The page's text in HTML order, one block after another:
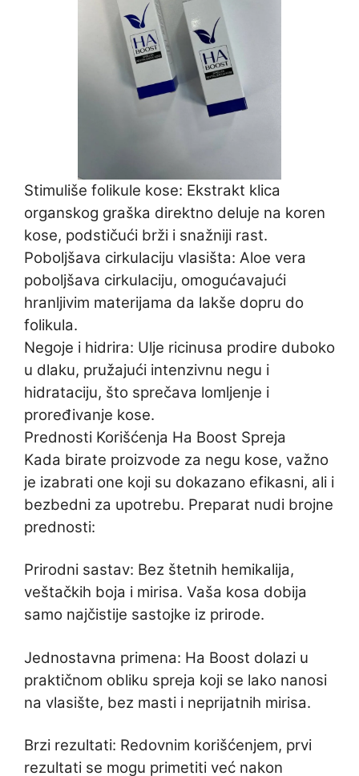
Stimuliše folikule kose: Ekstrakt klica
organskog graška direktno deluje na koren
kose, podstičući brži i snažniji rast.
Poboljšava cirkulaciju vlasišta: Aloe vera
poboljšava cirkulaciju, omogućavajući
hranljivim materijama da lakše dopru do
folikula.
Negoje i hidrira: Ulje ricinusa prodire duboko
u dlaku, pružajući intenzivnu negu i
hidrataciju, što sprečava lomljenje i
proređivanje kose.
Prednosti Korišćenja Ha Boost Spreja
Kada birate proizvode za negu kose, važno
je izabrati one koji su dokazano efikasni, ali i
bezbedni za upotrebu. Preparat nudi brojne
prednosti:
Prirodni sastav: Bez štetnih hemikalija,
veštačkih boja i mirisa. Vaša kosa dobija
samo najčistije sastojke iz prirode.
Jednostavna primena: Ha Boost dolazi u
praktičnom obliku spreja koji se lako nanosi
na vlasište, bez masti i neprijatnih mirisa.
Brzi rezultati: Redovnim korišćenjem, prvi
rezultati se mogu primetiti već nakon